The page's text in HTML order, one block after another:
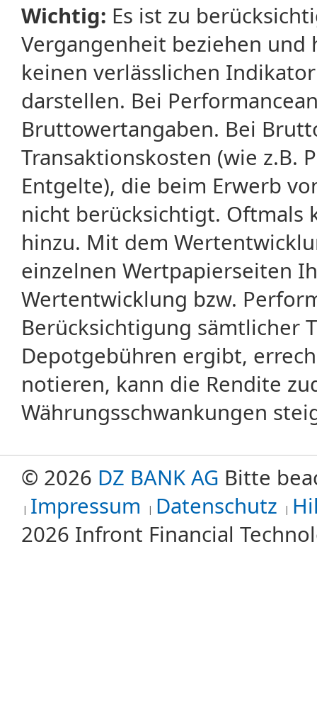
Wichtig: Es ist zu
Vergangenheit beziehen
keinen verlässlichen
darstellen. Bei
Bruttowertangaben. Bei
Transaktionskosten (wie z.B.
Entgelte), die beim Erwerb
nicht berücksichtigt. Oftmals
hinzu. Mit dem
einzelnen Wertpapierseiten
Wertentwicklung bzw.
Berücksichtigung sämtlicher
Depotgebühren ergibt,
notieren, kann die Rendite
Währungsschwankungen
© 2026 DZ BANK AG Bitte
Impressum
Datenschutz
2026 Infront Financial